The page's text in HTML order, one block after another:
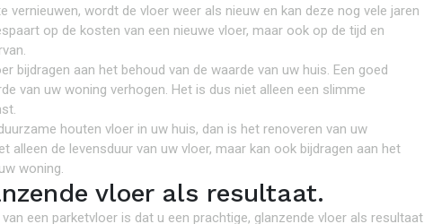
vernieuwen, wordt de vloer weer als nieuw en kan deze nog vele jaren
op de kosten van een nieuwe vloer, maar ook op de tijd en
bijdragen aan het behoud van de waarde van uw huis. Een goed
van uw woning verhogen. Het is dus niet alleen een slimme
houten vloer in uw huis, dan is het renoveren van uw
alleen de levensduur van uw vloer, maar kan ook bijdragen aan het
woning.
vloer als resultaat.
een parketvloer is dat u een prachtige, glanzende vloer als resultaat